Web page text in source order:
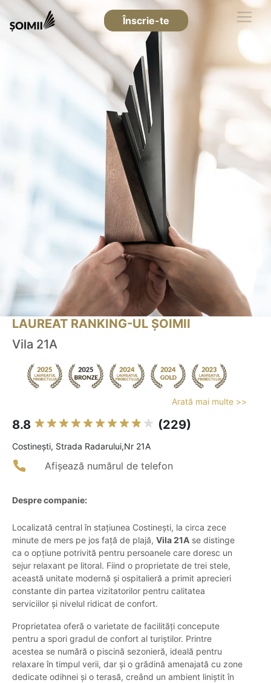
Înscrie-te
LAUREAT RANKING-UL ȘOIMII
Vila 21A
Arată mai multe >>
8.8 (229)
Costineşti, Strada Radarului,Nr 21A
Afișează numărul de telefon
Despre companie:
Localizată central în stațiunea Costinești, la circa zece
minute de mers pe jos față de plajă, Vila 21A se distinge
ca o opțiune potrivită pentru persoanele care doresc un
sejur relaxant pe litoral. Fiind o proprietate de trei stele,
această unitate modernă și ospitalieră a primit aprecieri
constante din partea vizitatorilor pentru calitatea
serviciilor și nivelul ridicat de confort.
Proprietatea oferă o varietate de facilități concepute
pentru a spori gradul de confort al turiștilor. Printre
acestea se numără o piscină sezonieră, ideală pentru
relaxare în timpul verii, dar și o grădină amenajată cu zone
dedicate odihnei și o terasă, creând un ambient liniștit în